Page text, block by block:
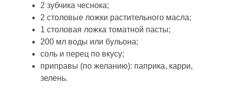
2 зубчика чеснока;
2 столовые ложки растительного масла;
1 столовая ложка томатной пасты;
200 мл воды или бульона;
соль и перец по вкусу;
приправы (по желанию): паприка, карри,
зелень.